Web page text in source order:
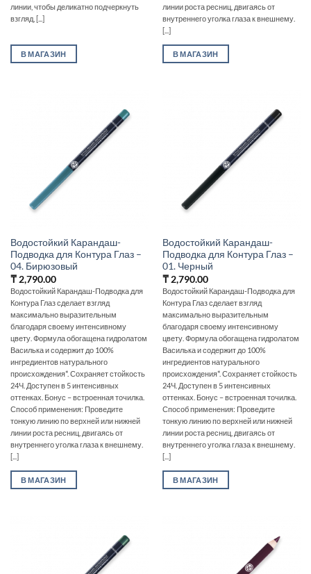
линии, чтобы деликатно подчеркнуть
взгляд, [...]
В МАГАЗИН
линии роста ресниц, двигаясь от
внутреннего уголка глаза к внешнему.
[...]
В МАГАЗИН
Водостойкий Карандаш-
Подводка для Контура Глаз –
04. Бирюзовый
₸2,790.00
Водостойкий Карандаш-Подводка для
Контура Глаз сделает взгляд
максимально выразительным
благодаря своему интенсивному
цвету. Формула обогащена гидролатом
Василька и содержит до 100%
ингредиентов натурального
происхождения*. Сохраняет стойкость
24Ч. Доступен в 5 интенсивных
оттенках. Бонус – встроенная точилка.
Способ применения: Проведите
тонкую линию по верхней или нижней
линии роста ресниц, двигаясь от
внутреннего уголка глаза к внешнему.
[...]
В МАГАЗИН
Водостойкий Карандаш-
Подводка для Контура Глаз –
01. Черный
₸2,790.00
Водостойкий Карандаш-Подводка для
Контура Глаз сделает взгляд
максимально выразительным
благодаря своему интенсивному
цвету. Формула обогащена гидролатом
Василька и содержит до 100%
ингредиентов натурального
происхождения*. Сохраняет стойкость
24Ч. Доступен в 5 интенсивных
оттенках. Бонус – встроенная точилка.
Способ применения: Проведите
тонкую линию по верхней или нижней
линии роста ресниц, двигаясь от
внутреннего уголка глаза к внешнему.
[...]
В МАГАЗИН